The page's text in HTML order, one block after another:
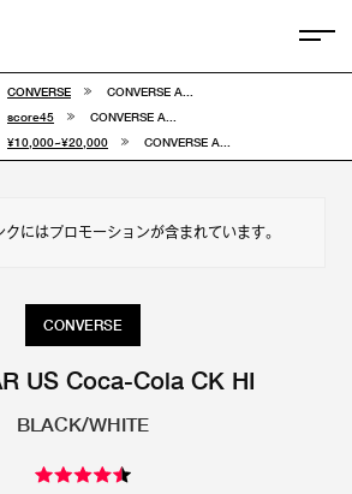
CONVERSE
CONVERSE
CONVERSE A...
score45
CONVERSE A...
¥10,000~¥20,000 CONVERSE A...
にはプロモーションが含まれています。
CONVERSE
US Coca-Cola CK HI
BLACK/WHITE